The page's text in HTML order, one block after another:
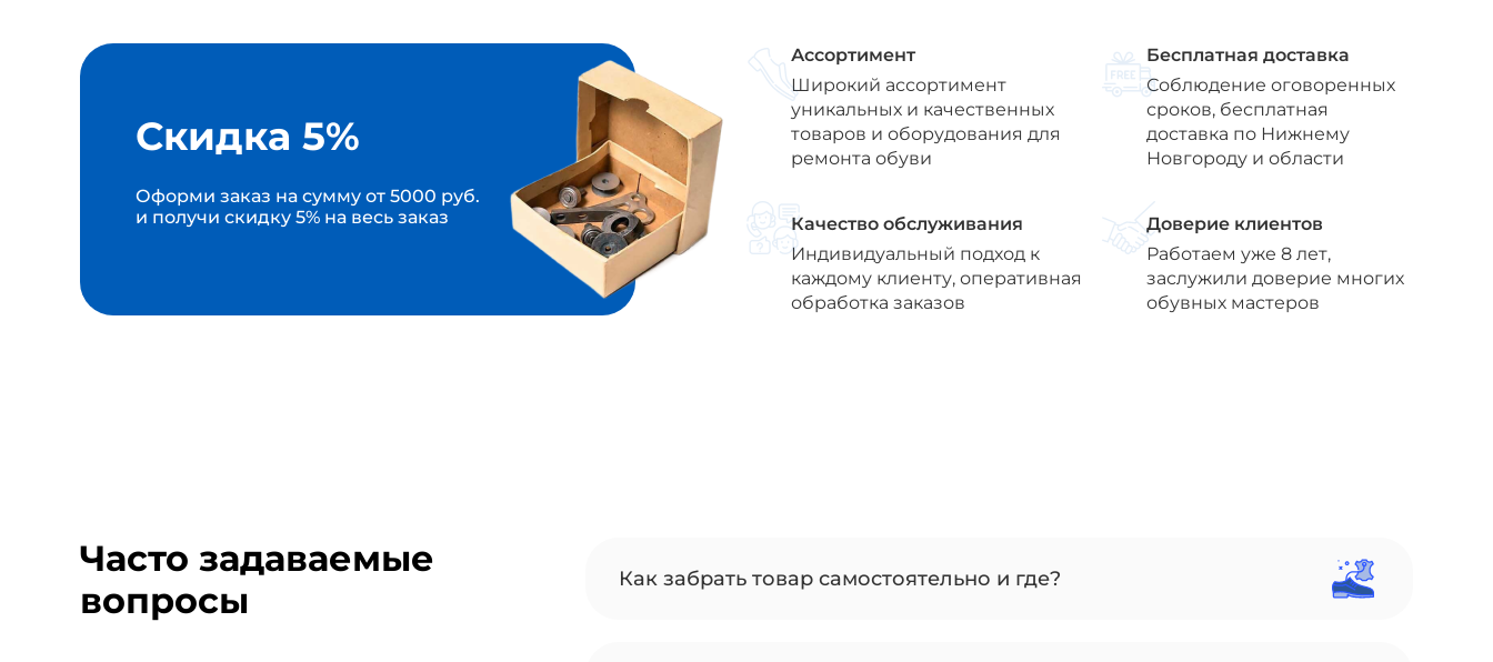
Скидка 5%
Оформи заказ на сумму от 5000 руб.
и получи скидку 5% на весь заказ
Ассортимент
Широкий ассортимент
уникальных и качественных
товаров и оборудования для
ремонта обуви
Бесплатная доставка
Соблюдение оговоренных
сроков, бесплатная
доставка по Нижнему
Новгороду и области
Качество обслуживания
Индивидуальный подход к
каждому клиенту, оперативная
обработка заказов
Доверие клиентов
Работаем уже 8 лет,
заслужили доверие многих
обувных мастеров
Часто задаваемые
вопросы
Как забрать товар самостоятельно и где?